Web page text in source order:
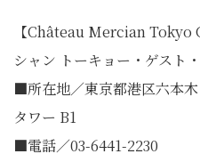
【Château Mercian Tokyo
シャン トーキョー・ゲスト・
■所在地／東京都港区六本
タワー B1
■電話／03-6441-2230